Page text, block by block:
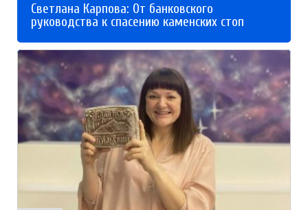
Светлана Карпова: От банковского
руководства к спасению каменских стоп